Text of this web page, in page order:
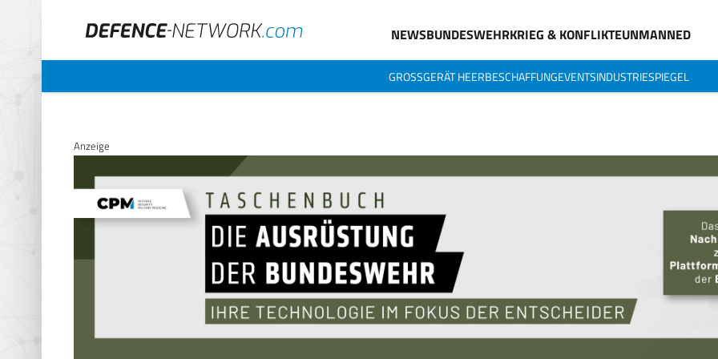
NEWSBUNDESWEHRKRIEG & KONFLIKTEUNMANNED
GROSSGERÄT HEERBESCHAFFUNGEVENTSINDUSTRIESPIEGEL
Anzeige